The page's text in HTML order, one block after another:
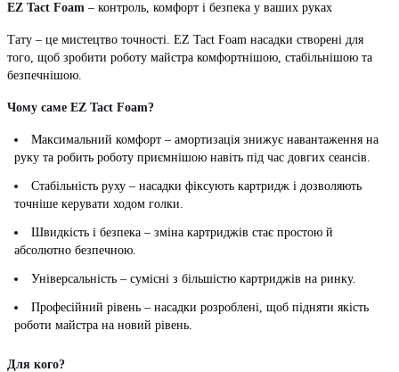
EZ Tact Foam – контроль, комфорт і безпека у ваших руках
Тату – це мистецтво точності. EZ Tact Foam насадки створені для
того, щоб зробити роботу майстра комфортнішою, стабільнішою та
безпечнішою.
Чому саме EZ Tact Foam?
Максимальний комфорт – амортизація знижує навантаження на
руку та робить роботу приємнішою навіть під час довгих сеансів.
Стабільність руху – насадки фіксують картридж і дозволяють
точніше керувати ходом голки.
Швидкість і безпека – зміна картриджів стає простою й
абсолютно безпечною.
Універсальність – сумісні з більшістю картриджів на ринку.
Професійний рівень – насадки розроблені, щоб підняти якість
роботи майстра на новий рівень.
Для кого?